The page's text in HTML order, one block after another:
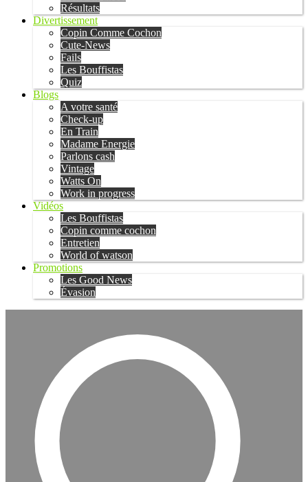
Résultats
Divertissement
Copin Comme Cochon
Cute-News
Fails
Les Bouffistas
Quiz
Blogs
A votre santé
Check-up
En Train
Madame Energie
Parlons cash
Vintage
Watts On
Work in progress
Vidéos
Les Bouffistas
Copin comme cochon
Entretien
World of watson
Promotions
Les Good News
Évasion